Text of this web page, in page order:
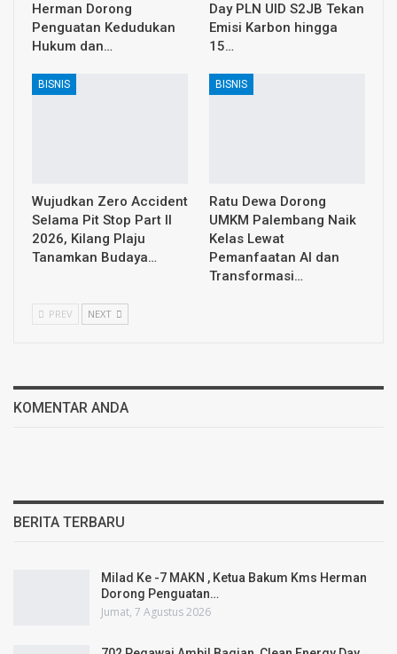
Herman Dorong
Penguatan Kedudukan
Hukum dan…
Day PLN UID S2JB Tekan
Emisi Karbon hingga
15…
BISNIS
Wujudkan Zero Accident
Selama Pit Stop Part II
2026, Kilang Plaju
Tanamkan Budaya…
BISNIS
Ratu Dewa Dorong
UMKM Palembang Naik
Kelas Lewat
Pemanfaatan AI dan
Transformasi…
PREV NEXT
KOMENTAR ANDA
BERITA TERBARU
Milad Ke -7 MAKN , Ketua Bakum Kms Herman
Dorong Penguatan…
Jumat, 7 Agustus 2026